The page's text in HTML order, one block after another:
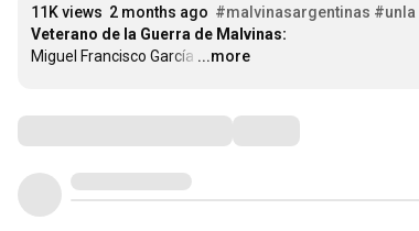
11K views 2 months ago #malvinasargentinas #unla
Veterano de la Guerra de Malvinas:
Miguel Francisco García …
...more